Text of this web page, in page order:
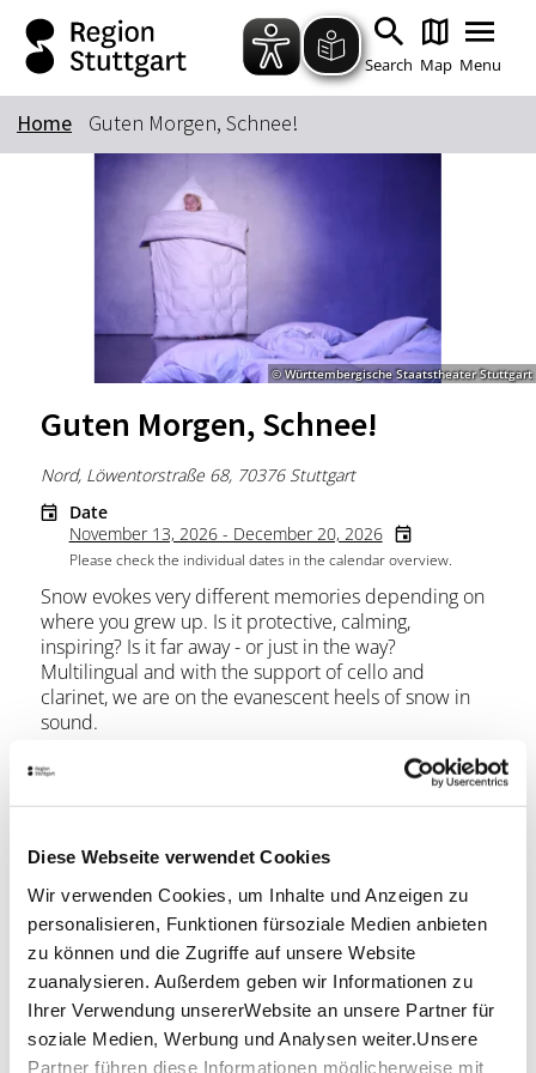
Diese Webseite verwendet Cookies
Wir verwenden Cookies, um Inhalte und Anzeigen zu
personalisieren, Funktionen fürsoziale Medien anbieten
zu können und die Zugriffe auf unsere Website
zuanalysieren. Außerdem geben wir Informationen zu
Ihrer Verwendung unsererWebsite an unsere Partner für
soziale Medien, Werbung und Analysen weiter.Unsere
Partner führen diese Informationen möglicherweise mit
Zum Hauptinhalt springen
Zur Suche springen
Zur Hauptnavigation
Zum Footer springen
Search Map Menu
Keyword
Home Guten Morgen, Schnee!
© Württembergische Staatstheater Stuttgart
Guten Morgen, Schnee!
Nord, Löwentorstraße 68, 70376 Stuttgart
Date
November 13, 2026 - December 20, 2026
Please check the individual dates in the calendar overview.
Snow evokes very different memories depending on
where you grew up. Is it protective, calming,
inspiring? Is it far away - or just in the way?
Multilingual and with the support of cello and
clarinet, we are on the evanescent heels of snow in
sound.
by Martin Mutschler
with music by Paul Hindemith, Igor Stravinsky, Sofia
approx. 30 minutes
Location & Contact
Nord
Löwentorstraße 68
70376 Stuttgart